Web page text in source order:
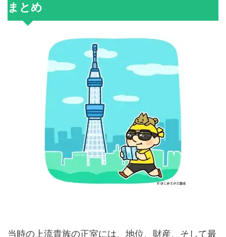
まとめ
当時の上流貴族の正室には、地位、財産、そして最